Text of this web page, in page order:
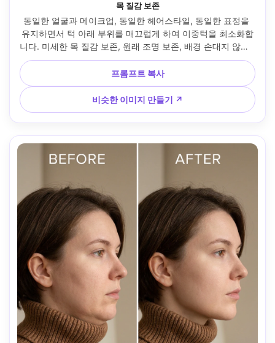
목 질감 보존
동일한 얼굴과 메이크업, 동일한 헤어스타일, 동일한 표정을
유지하면서 턱 아래 부위를 매끄럽게 하여 이중턱을 최소화합
니다. 미세한 목 질감 보존, 원래 조명 보존, 배경 손대지 않음 -
-아르 4:5
프롬프트 복사
비슷한 이미지 만들기 ↗